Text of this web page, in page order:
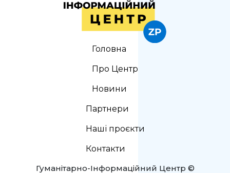
Головна
Про Центр
Новини
Партнери
Наші проєкти
Контакти
Гуманітарно-Інформаційний Центр ©